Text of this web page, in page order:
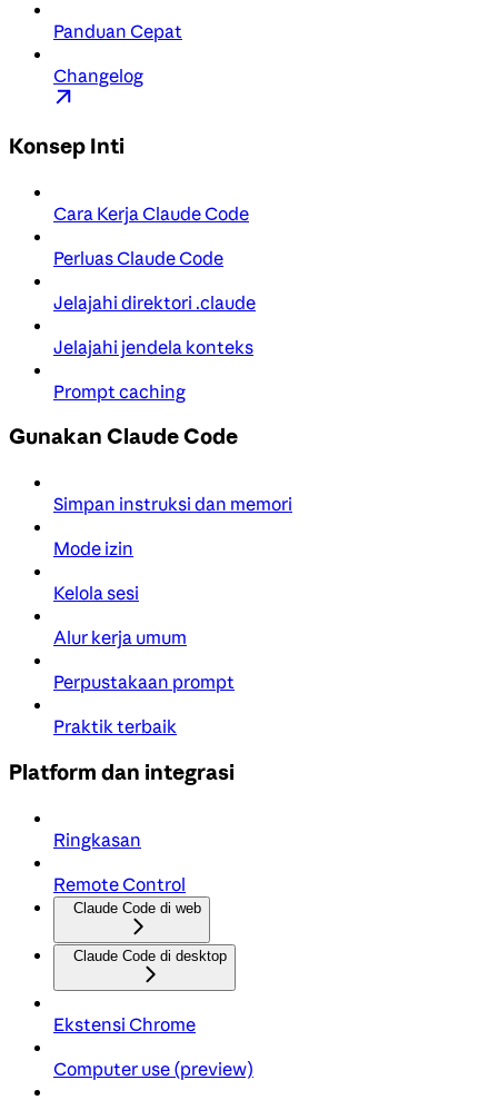
Panduan Cepat
Changelog
Konsep Inti
Cara Kerja Claude Code
Perluas Claude Code
Jelajahi direktori .claude
Jelajahi jendela konteks
Prompt caching
Gunakan Claude Code
Simpan instruksi dan memori
Mode izin
Kelola sesi
Alur kerja umum
Perpustakaan prompt
Praktik terbaik
Platform dan integrasi
Ringkasan
Remote Control
Claude Code di web
Claude Code di desktop
Ekstensi Chrome
Computer use (preview)